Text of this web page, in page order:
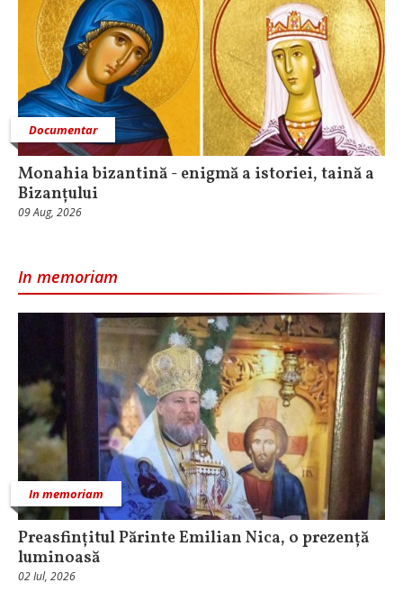
Documentar
Monahia bizantină - enigmă a istoriei, taină a
Bizanțului
09 Aug, 2026
In memoriam
In memoriam
Preasfințitul Părinte Emilian Nica, o prezență
luminoasă
02 Iul, 2026